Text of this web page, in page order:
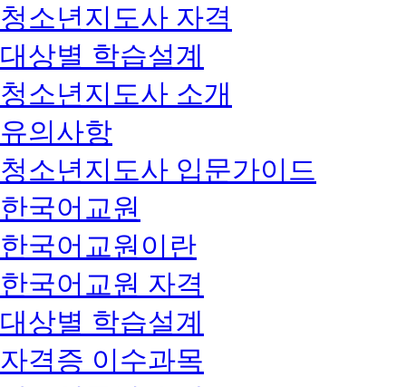
청소년지도사 자격
대상별 학습설계
청소년지도사 소개
유의사항
청소년지도사 입문가이드
한국어교원
한국어교원이란
한국어교원 자격
대상별 학습설계
자격증 이수과목